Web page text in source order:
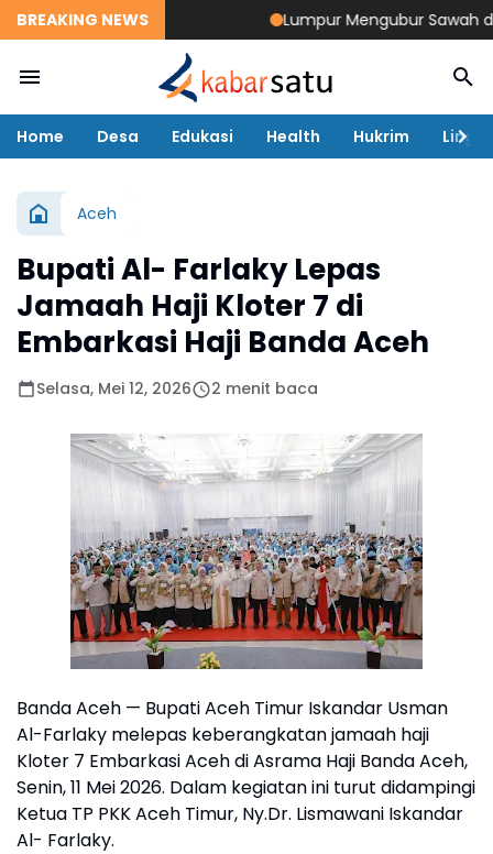
BREAKING NEWS Lumpur Mengubur Sawah dan
Home Desa Edukasi Health Hukrim
Aceh
Bupati Al- Farlaky Lepas
Jamaah Haji Kloter 7 di
Embarkasi Haji Banda Aceh
Selasa, Mei 12, 2026 2 menit baca
Banda Aceh — Bupati Aceh Timur Iskandar Usman
Al-Farlaky melepas keberangkatan jamaah haji
Kloter 7 Embarkasi Aceh di Asrama Haji Banda Aceh,
Senin, 11 Mei 2026. Dalam kegiatan ini turut didampingi
Ketua TP PKK Aceh Timur, Ny.Dr. Lismawani Iskandar
Al- Farlaky.